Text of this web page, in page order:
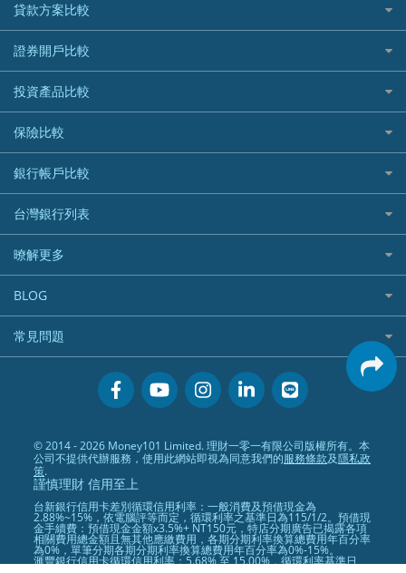
信用卡情境類別推薦
所有信用卡
精選推薦
國內外現金回饋
繳稅優惠
航空哩程回饋
加油優惠
分期零利率優惠
首刷禮優惠
網購優惠
行動支付優惠
旅遊訂房優惠
貸款方案比較
快速線上貸款推薦
最完整貸款資訊一次看
繳稅貸款
貸款計算機
車貸計算機
精選貸款推薦
信貸利率比較
一般個人貸款
優質客戶貸款
小額借款
循環貸款
汽機車貸款比較
信用貸款銀行列表
債務整合
24小時內入帳貸款
證券開戶比較
台股證券戶
美股證券戶
投資產品比較
機器人投資
加密貨幣
外幣定存
保險比較
住宅險
汽車保險
機車保險
寵物險
銀行帳戶比較
財富管理帳戶
數位存款帳戶
美元定存
台灣銀行列表
銀行與合作機構列表
銀行客服電話
暸解更多
加入我們
訂閱電子報
媒體聯絡
關於我們
BLOG
專欄文章
常見問題
活動禮贈品兌換相關
會員相關常見問題
金融商品常見問題
© 2014 - 2026 Money101 Limited. 理財一零一有限公司版權所有。本
公司不提供代辦服務，使用此網站即視為同意我們的服務條款及隱私政
策.
謹慎理財 信用至上
台新銀行信用卡差別循環信用利率：一般消費及預借現金為
2.88%~15%，依電腦評等而定，循環利率之基準日為115/1/2。預借現
金手續費：預借現金金額x3.5%+ NT150元，特店分期廣告已揭露各項
相關費用總金額且無其他應繳費用，各期分期利率換算總費用年百分率
為0%，單筆分期各期分期利率換算總費用年百分率為0%-15%。
滙豐銀行信用卡循環信用利率：5.68% 至 15.00%，循環利率基準日